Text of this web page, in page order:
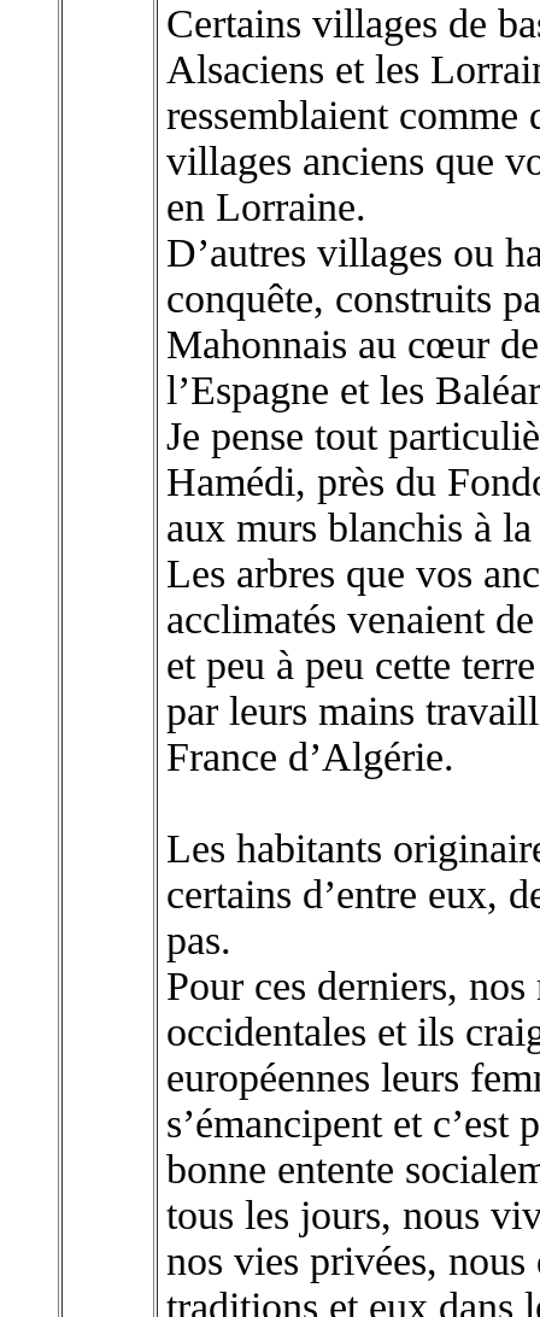
Certains villages de
Alsaciens et les
ressemblaient comme
villages anciens que
en Lorraine.
D’autres villages ou
conquête, construits
Mahonnais au cœur
l’Espagne et les
Je pense tout
Hamédi, près du
aux murs blanchis à
Les arbres que vos
acclimatés venaient
et peu à peu cette
par leurs mains
France d’Algérie.
Les habitants
certains d’entre eux,
pas.
Pour ces derniers,
occidentales et ils
européennes leurs
s’émancipent et
bonne entente
tous les jours, nous
nos vies privées, nous
traditions et eux dans